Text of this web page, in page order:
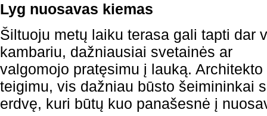
Lyg nuosavas kiemas
Šiltuoju metų laiku terasa gali tapti dar
kambariu, dažniausiai svetainės ar
valgomojo pratęsimu į lauką. Architekto
teigimu, vis dažniau būsto šeimininkai
erdvę, kuri būtų kuo panašesnė į